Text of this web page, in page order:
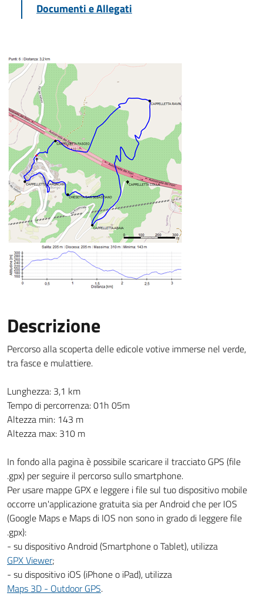
Documenti e Allegati
Descrizione
Percorso alla scoperta delle edicole votive immerse nel verde,
tra fasce e mulattiere.
Lunghezza: 3,1 km
Tempo di percorrenza: 01h 05m
Altezza min: 143 m
Altezza max: 310 m
In fondo alla pagina è possibile scaricare il tracciato GPS (file
.gpx) per seguire il percorso sullo smartphone.
Per usare mappe GPX e leggere i file sul tuo dispositivo mobile
occorre un'applicazione gratuita sia per Android che per IOS
(Google Maps e Maps di IOS non sono in grado di leggere file
.gpx):
- su dispositivo Android (Smartphone o Tablet), utilizza
GPX Viewer;
- su dispositivo iOS (iPhone o iPad), utilizza
Maps 3D - Outdoor GPS.